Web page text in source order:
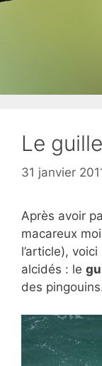
Le
31 janvier
Après avoir
macareux
l’article),
alcidés : le
des